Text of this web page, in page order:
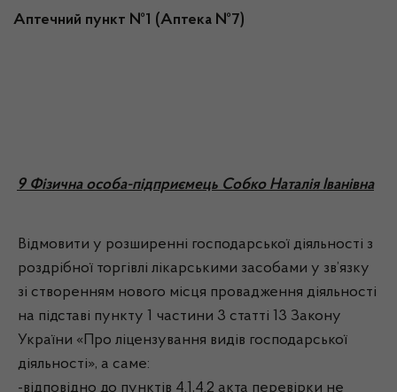
Аптечний пункт №1 (Аптека №7)
9 Фізична особа-підприємець Собко Наталія Іванівна
Відмовити у розширенні господарської діяльності з
роздрібної торгівлі лікарськими засобами у зв’язку
зі створенням нового місця провадження діяльності
на підставі пункту 1 частини 3 статті 13 Закону
України «Про ліцензування видів господарської
діяльності», а саме:
-відповідно до пунктів 4.1,4.2 акта перевірки не